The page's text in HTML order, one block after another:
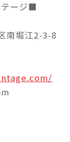
ージ■
南堀江2-3-8